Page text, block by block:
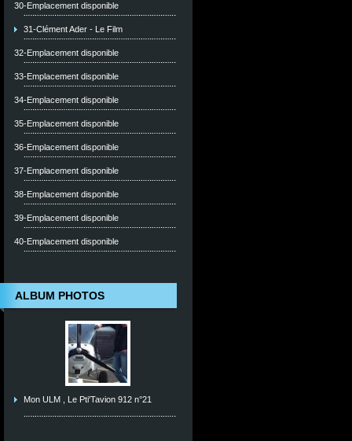
30-Emplacement disponible
31-Clément Ader - Le Film
32-Emplacement disponible
33-Emplacement disponible
34-Emplacement disponible
35-Emplacement disponible
36-Emplacement disponible
37-Emplacement disponible
38-Emplacement disponible
39-Emplacement disponible
40-Emplacement disponible
ALBUM PHOTOS
Mon ULM , Le Pti'Tavion 912 n°21